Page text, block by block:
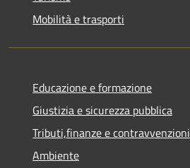
Mobilità e trasporti
Educazione e formazione
Giustizia e sicurezza pubblica
Tributi,finanze e contravvenzioni
Ambiente